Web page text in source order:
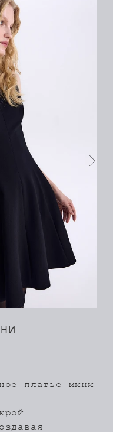
платье мини